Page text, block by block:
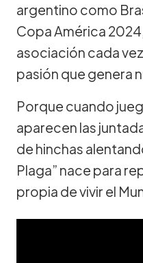
argentino como
Copa América
asociación cada
pasión que genera
Porque cuando
aparecen las
de hinchas
Plaga” nace para
propia de vivir el